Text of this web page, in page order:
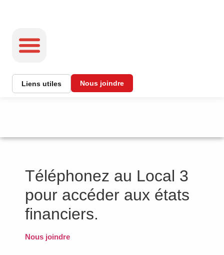
Liens utiles Nous joindre
Téléphonez au Local 3
pour accéder aux états
financiers.
Nous joindre